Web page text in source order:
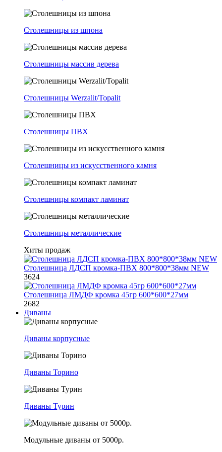
Столешницы из шпона
Столешницы массив дерева
Столешницы Werzalit/Topalit
Столешницы ПВХ
Столешницы из искусственного камня
Столешницы компакт ламинат
Столешницы металлические
Хиты продаж
Столешница ЛДСП кромка-ПВХ 800*800*38мм NEW
3624
Столешница ЛМДФ кромка 45гр 600*600*27мм
2682
Диваны
Диваны корпусные
Диваны Торино
Диваны Турин
Модульные диваны от 5000р.